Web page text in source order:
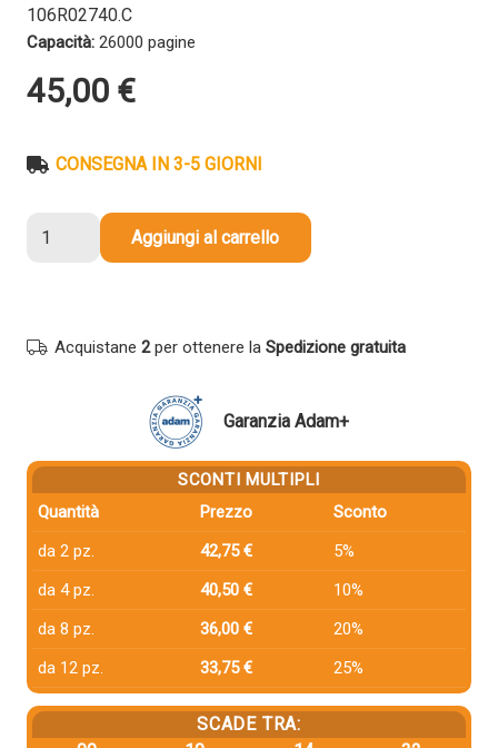
106R02740.C
Capacità: 26000 pagine
45,00 €
CONSEGNA IN 3-5 GIORNI
compatibile
quantità
Aggiungi al carrello
Acquistane 2per ottenere la Spedizione gratuita
Garanzia Adam+
SCONTI MULTIPLI
Quantità
Prezzo
Sconto
da 2 pz.
42,75 €
5%
da 4 pz.
40,50 €
10%
da 8 pz.
36,00 €
20%
da 12 pz.
33,75 € 25%
SCADE TRA: